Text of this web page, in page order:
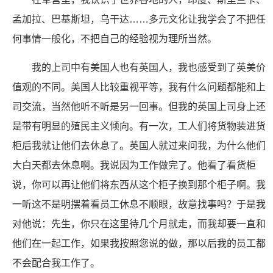
孟加拉、巴基斯坦，乌干达……多元文化让我学会了不把任
何事情一般化，不把自己的经验视为理所当然。
我的上司中有美国人也有英国人，我也感受到了英美价
值观的不同。美国人比较重视平等，我有什么问题都能和上
司交流，当然他听不听是另一回事。但我的英国上司身上还
是带有明显的殖民主义倾向。有一次，工人们将货物装进货
柜后我就让他们去休息了。英国人就过来问我，为什么他们
大白天都去休息啊。我说因为工作做完了。他看了看货柜
说，你可以再让他们将东西从这个柜子换到那个柜子啊。我
一听这不是明摆着看员工休息不顺眼，故意找事吗？于是我
对他说：先生，你只在这里待几个月就走，而我却要一直和
他们在一起工作，如果我按照您说的做，那以后我的员工都
不会配合我工作了。